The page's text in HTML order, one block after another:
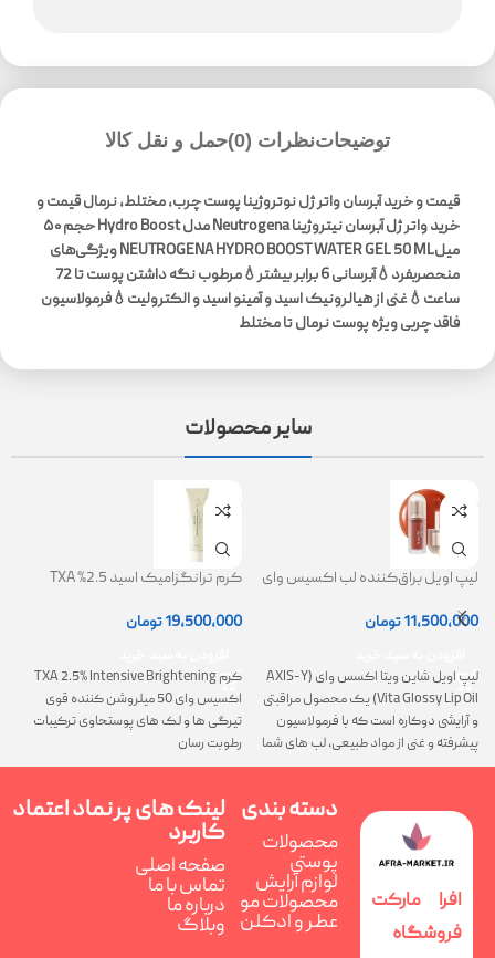
توضیحاتنظرات (0) حمل و نقل کالا
قیمت و خرید آبرسان واتر ژل نوتروژینا پوست چرب, مختلط, نرمال قیمت و
خرید واتر ژل آبرسان نیتروژینا Neutrogena مدل Hydro Boost حجم ۵۰
میلNEUTROGENA HYDRO BOOST WATER GEL 50 ML
ویژگی‌های
منحصربفرد💧آبرسانی 6 برابر بیشتر💧مرطوب نگه داشتن پوست تا 72
ساعت💧غنی از هیالرونیک اسید و آمینو اسید و الکترولیت💧فرمولاسیون
فاقد چربی ویژه پوست نرمال تا مختلط
سایر محصولات
لیپ اویل براق‌کننده لب اکسیس وای
11,500,000تومان
لیپ اویل شاین ویتا اکسس وای (AXIS-Y
Vita Glossy Lip Oil) یک محصول مراقبتی
و آرایشی دوکاره است که با فرمولاسیون
پیشرفته و غنی از مواد طبیعی، لب های شما
را همزمان ترمیم، تغذیه و فوق العاده
کرم ترانگزامیک اسید 2.5% TXA
19,500,000تومان
کرم TXA 2.5% Intensive Brightening
اکسیس وای 50 میلروشن کننده قوی
تیرگی ها و لک های پوستحاوی ترکیبات
رطوبت رسان
افرا مارکت
فروشگاه
دسته بندی
محصولات
پوستی
لوازم آرایش
محصولات مو
عطر و ادکلن
لینک های پر
کاربرد
صفحه اصلی
تماس با ما
درباره ما
وبلاگ
نماد اعتماد